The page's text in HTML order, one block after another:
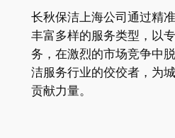
长秋保洁上海公司通过精
丰富多样的服务类型，以
务，在激烈的市场竞争中
洁服务行业的佼佼者，为
贡献力量。